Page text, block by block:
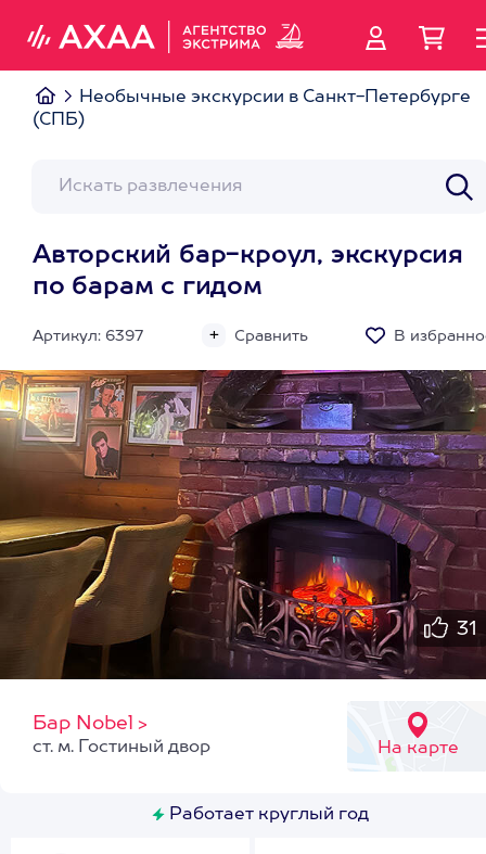
Необычные экскурсии в Санкт-Петербурге
(СПБ)
Авторский бар-кроул, экскурсия
по барам с гидом
Артикул: 6397 Сравнить В
31
Бар Nobel >
На карте
ст. м. Гостиный двор
Работает круглый год